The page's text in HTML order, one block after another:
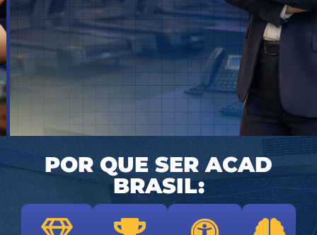
POR QUE SER ACAD
BRASIL: